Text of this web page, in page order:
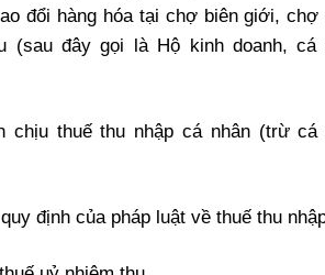
đổi hàng hóa tại chợ biên giới, chợ
(sau đây gọi là Hộ kinh doanh, cá
chịu thuế thu nhập cá nhân (trừ cá
định của pháp luật về thuế thu